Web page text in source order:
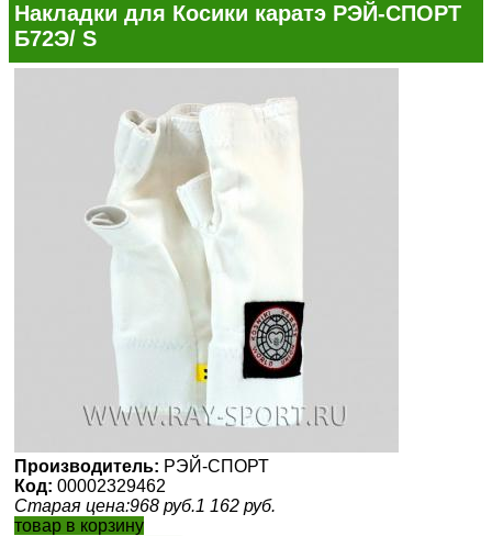
Накладки для Косики каратэ РЭЙ-СПОРТ
Б72Э/ S
Производитель: РЭЙ-СПОРТ
Код: 00002329462
Старая цена:968 руб.1 162 руб.
товар в корзину